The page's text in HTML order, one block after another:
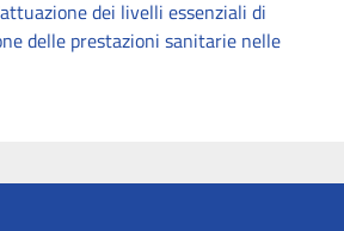
dei livelli essenziali di
delle prestazioni sanitarie nelle